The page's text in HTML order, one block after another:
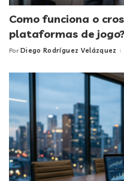
Como funciona o
plataformas de jogo?
Posted
Por Diego Rodríguez Velázquez